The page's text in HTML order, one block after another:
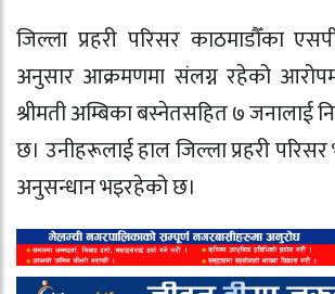
जिल्ला प्रहरी परिसर काठमाडौँका
अनुसार आक्रमणमा संलग्न रहेको
श्रीमती अम्बिका बस्नेतसहित ७ जनालाई
छ। उनीहरूलाई हालजिल्ला प्रहरी
अनुसन्धान भइरहेको छ।